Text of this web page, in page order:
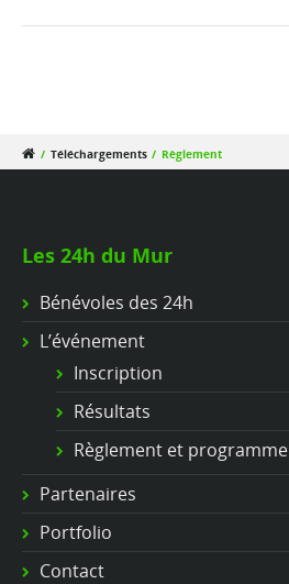
/ Téléchargements / Règlement
Les 24h du Mur
Bénévoles des 24h
L’événement
Inscription
Résultats
Règlement et programme
Partenaires
Portfolio
Contact